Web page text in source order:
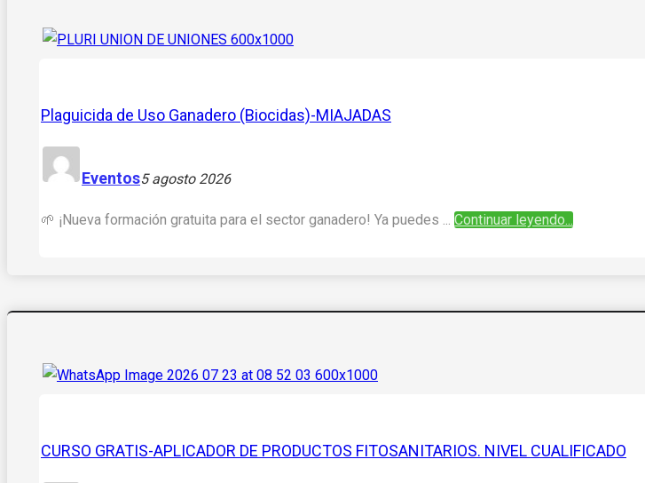
Plaguicida de Uso Ganadero (Biocidas)-MIAJADAS
Eventos5 agosto 2026
🌱 ¡Nueva formación gratuita para el sector ganadero! Ya puedes ... Continuar leyendo...
CURSO GRATIS-APLICADOR DE PRODUCTOS FITOSANITARIOS. NIVEL CUALIFICADO